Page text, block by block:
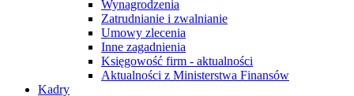
Wynagrodzenia
Zatrudnianie i zwalnianie
Umowy zlecenia
Inne zagadnienia
Księgowość firm - aktualności
Aktualności z Ministerstwa Finansów
Kadry